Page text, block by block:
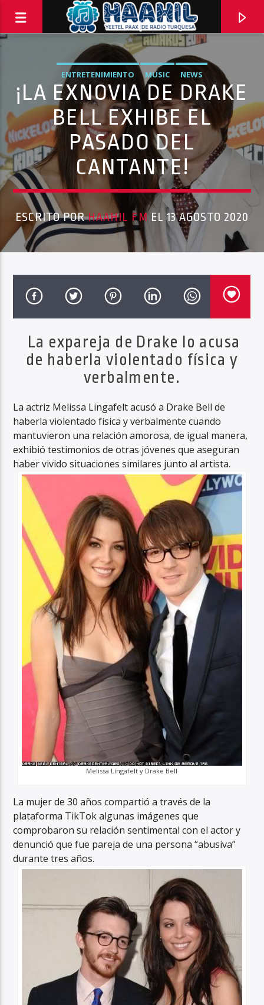
PROGRAMA ACTUAL
INFORMATIVO TURQUESA – 1RA EMISIÓN
ENTRETENIMIENTO MUSIC NEWS
¡LA EXNOVIA DE DRAKE
BELL EXHIBE EL
PASADO DEL
CANTANTE!
ESCRITO PORHAAHIL FMEL 13 AGOSTO 2020
La expareja de Drake lo acusa
de haberla violentado física y
verbalmente.
La actriz Melissa Lingafelt acusó a Drake Bell de
haberla violentado física y verbalmente cuando
mantuvieron una relación amorosa, de igual manera,
exhibió testimonios de otras jóvenes que aseguran
haber vivido situaciones similares junto al artista.
Melissa Lingafelt y Drake Bell
La mujer de 30 años compartió a través de la
plataforma TikTok algunas imágenes que
comprobaron su relación sentimental con el actor y
denunció que fue pareja de una persona “abusiva”
durante tres años.